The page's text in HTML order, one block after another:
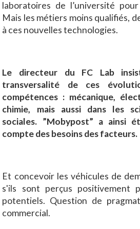
laboratoires de l’université
Mais les métiers moins qualifiés,
à ces nouvelles technologies.
Le directeur du FC Lab
transversalité de ces
compétences : mécanique,
chimie, mais aussi dans les
sociales. ”Mobypost” a ainsi
compte des besoins des facteurs.
Et concevoir les véhicules de
s'ils sont perçus positivement
potentiels. Question de
commercial.